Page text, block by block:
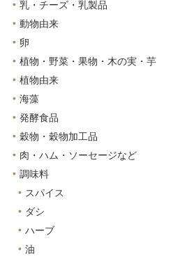
乳・チーズ・乳製品
動物由来
卵
植物・野菜・果物・木の実・芋
植物由来
海藻
発酵食品
穀物・穀物加工品
肉・ハム・ソーセージなど
調味料
スパイス
ダシ
ハーブ
油